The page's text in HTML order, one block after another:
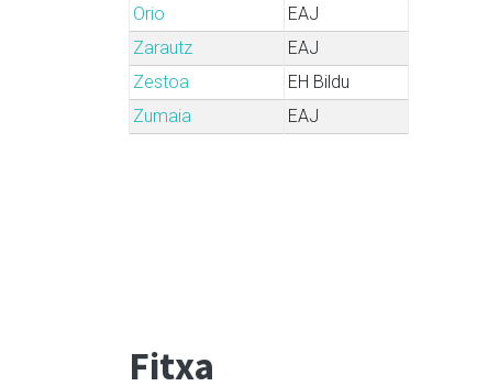
Orio
EAJ
Zarautz
EAJ
Zestoa
EH Bildu
Zumaia
EAJ
Fitxa